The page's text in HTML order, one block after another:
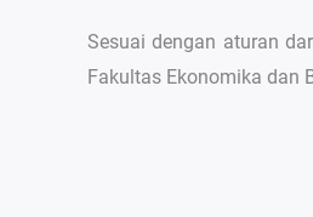
Sesuai dengan aturan
Fakultas Ekonomika dan